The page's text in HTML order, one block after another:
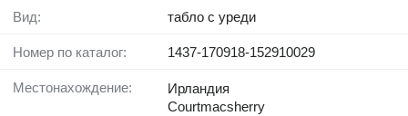
Вид: табло с уреди
Номер по каталог: 1437-170918-152910029
Местонахождение:
Ирландия
Courtmacsherry